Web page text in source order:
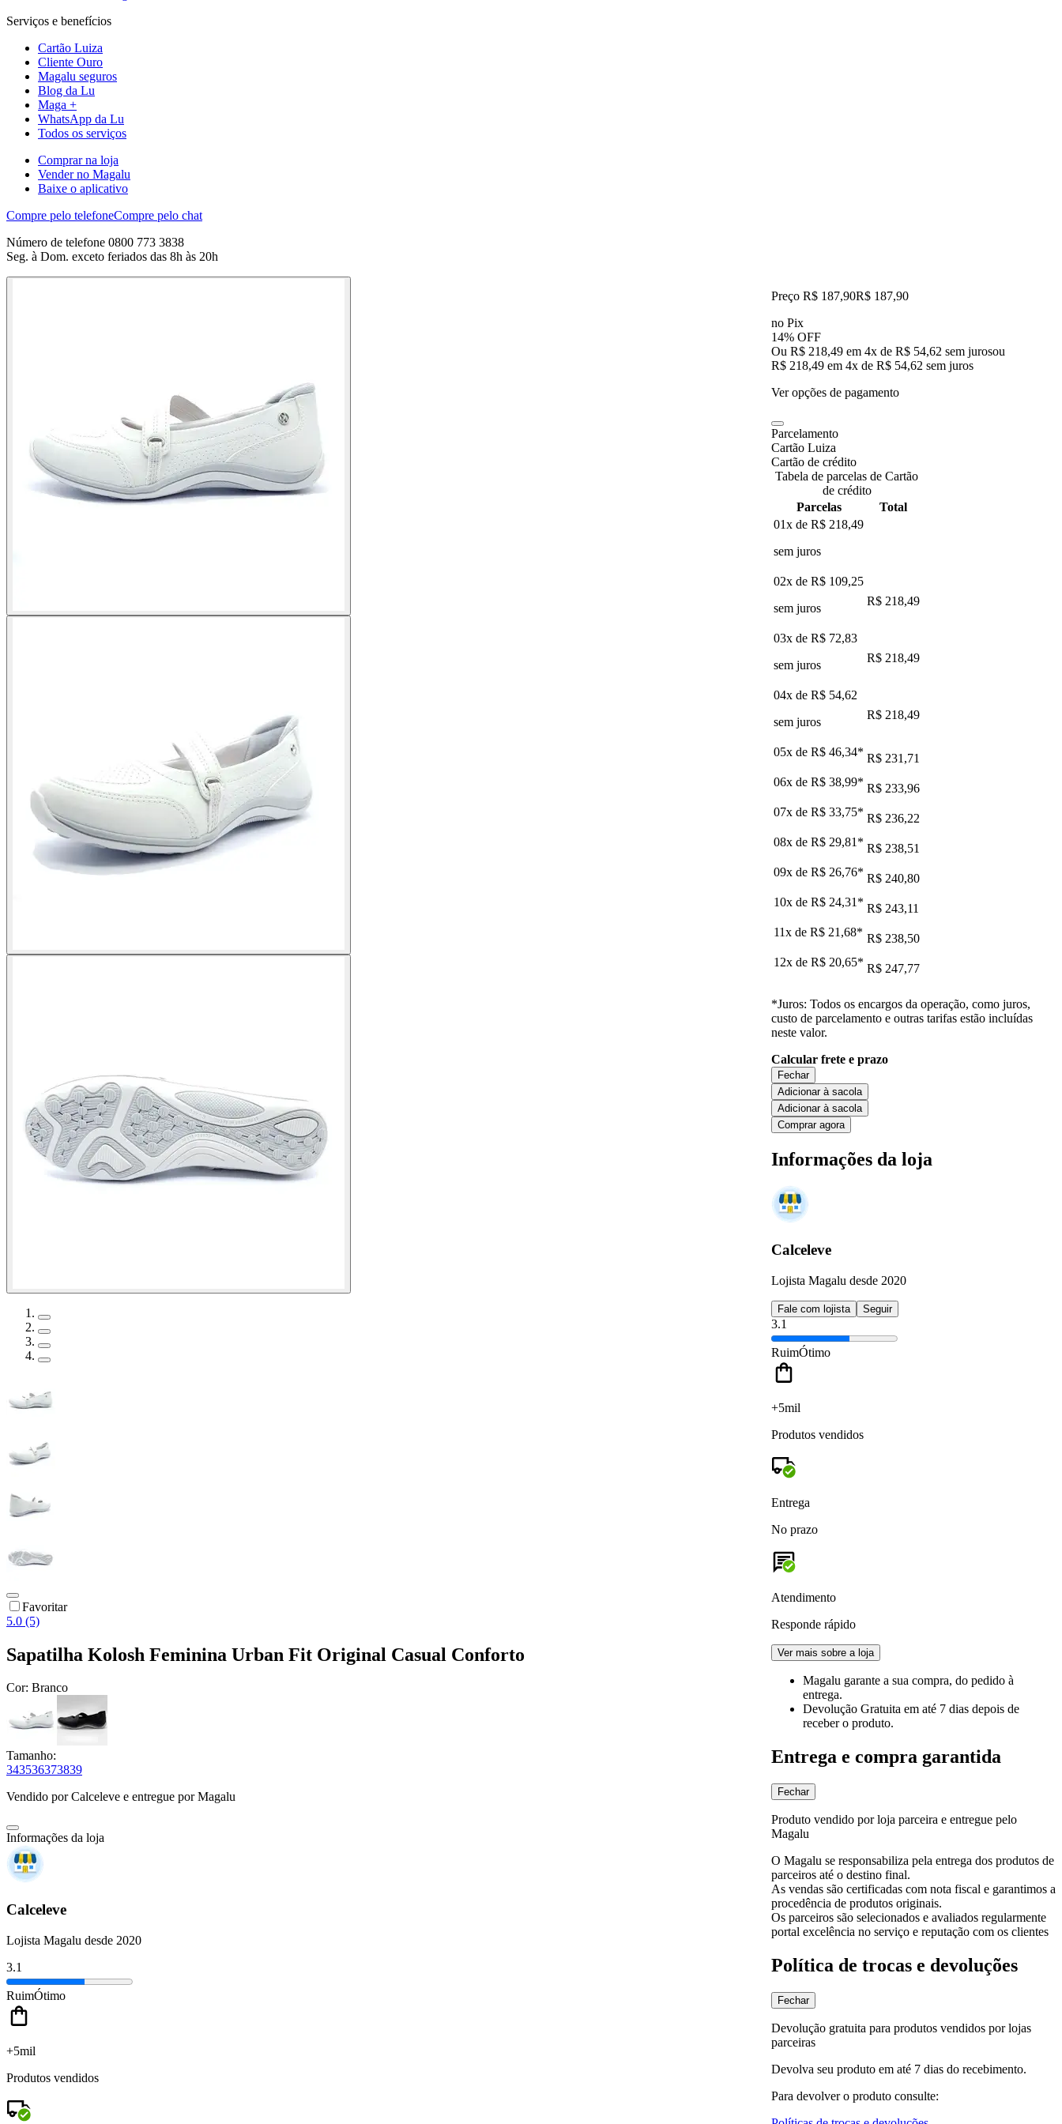
Serviços e benefícios
Cartão Luiza
Cliente Ouro
Magalu seguros
Blog da Lu
Maga +
WhatsApp da Lu
Todos os serviços
Comprar na loja
Vender no Magalu
Baixe o aplicativo
Compre pelo telefoneCompre pelo chat
Número de telefone 0800 773 3838
Seg. à Dom. exceto feriados das 8h às 20h
Favoritar
5.0 (5)
Sapatilha Kolosh Feminina Urban Fit Original Casual Conforto
Cor: Branco
Tamanho:
343536373839
Vendido porCalceleve e entregue por Magalu
Informações da loja
Calceleve
Lojista Magalu desde 2020
3.1
RuimÓtimo
+5mil
Produtos vendidos
Preço R$ 187,90R$ 187,90
no Pix
14% OFF
Ou R$ 218,49 em 4x de R$ 54,62 sem jurosou
R$ 218,49 em 4x de R$ 54,62 sem juros
Ver opções de pagamento
Parcelamento
Cartão Luiza
Cartão de crédito
Tabela de parcelas de Cartão
de crédito
Parcelas
Total
01x de R$ 218,49
sem juros
02x de R$ 109,25
sem juros
R$ 218,49
03x de R$ 72,83
sem juros
R$ 218,49
04x de R$ 54,62
sem juros
R$ 218,49
05x de R$ 46,34* R$ 231,71
06x de R$ 38,99* R$ 233,96
07x de R$ 33,75* R$ 236,22
08x de R$ 29,81 * R$ 238,51
09x de R$ 26,76* R$ 240,80
10x de R$ 24,31 * R$ 243,11
11x de R$ 21,68* R$ 238,50
12x de R$ 20,65* R$ 247,77
*Juros: Todos os encargos da operação, como juros,
custo de parcelamento e outras tarifas estão incluídas
neste valor.
Calcular frete e prazo
Fechar
Adicionar à sacola
Adicionar à sacola
Comprar agora
Informações da loja
Calceleve
Lojista Magalu desde 2020
Fale com lojista Seguir
3.1
RuimÓtimo
+5mil
Produtos vendidos
Entrega
No prazo
Atendimento
Responde rápido
Ver mais sobre a loja
Magalu garante a sua compra, do pedido à
entrega.
Devolução Gratuita em até 7 dias depois de
receber o produto.
Entrega e compra garantida
Fechar
Produto vendido por loja parceira e entregue pelo
Magalu
O Magalu se responsabiliza pela entrega dos produtos de
parceiros até o destino final.
As vendas são certificadas com nota fiscal e garantimos a
procedência de produtos originais.
Os parceiros são selecionados e avaliados regularmente
portal excelência no serviço e reputação com os clientes
Política de trocas e devoluções
Fechar
Devolução gratuita para produtos vendidos por lojas
parceiras
Devolva seu produto em até 7 dias do recebimento.
Para devolver o produto consulte: